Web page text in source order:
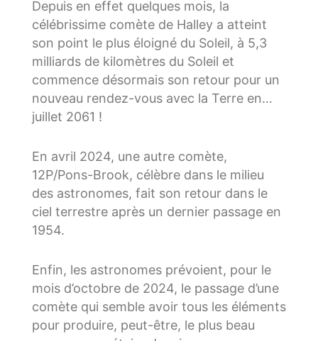
Depuis en effet quelques mois, la
célébrissime comète de Halley a atteint
son point le plus éloigné du Soleil, à 5,3
milliards de kilomètres du Soleil et
commence désormais son retour pour un
nouveau rendez-vous avec la Terre en…
juillet 2061 !
En avril 2024, une autre comète,
12P/Pons-Brook, célèbre dans le milieu
des astronomes, fait son retour dans le
ciel terrestre après un dernier passage en
1954.
Enfin, les astronomes prévoient, pour le
mois d’octobre de 2024, le passage d’une
comète qui semble avoir tous les éléments
pour produire, peut-être, le plus beau